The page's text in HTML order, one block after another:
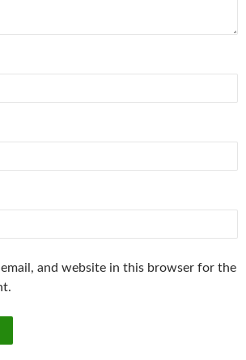
email, and website in this browser for the